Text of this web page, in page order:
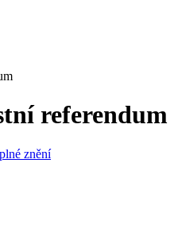
referendum
znění